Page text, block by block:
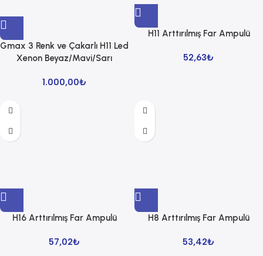
Gmax 3 Renk ve Çakarlı H11 Led
Xenon Beyaz/Mavi/Sarı
1.000,00₺
H11 Arttırılmış Far Ampulü
52,63₺
H16 Arttırılmış Far Ampulü
57,02₺
H8 Arttırılmış Far Ampulü
53,42₺